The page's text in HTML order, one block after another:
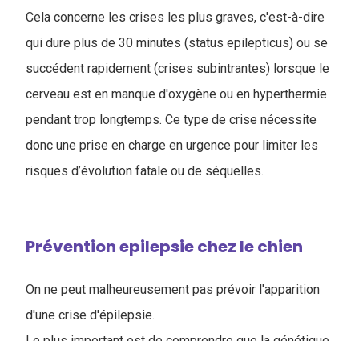
Cela concerne les crises les plus graves, c'est-à-dire
qui dure plus de 30 minutes (status epilepticus) ou se
succédent rapidement (crises subintrantes) lorsque le
cerveau est en manque d'oxygène ou en hyperthermie
pendant trop longtemps. Ce type de crise nécessite
donc une prise en charge en urgence pour limiter les
risques d’évolution fatale ou de séquelles.
Prévention epilepsie chez le chien
On ne peut malheureusement pas prévoir l'apparition
d'une crise d'épilepsie.